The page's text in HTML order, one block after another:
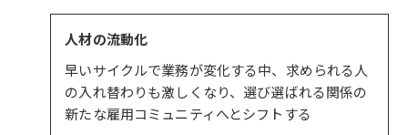
人材の流動化
早いサイクルで業務が変化する中、求められる人
の入れ替わりも激しくなり、選び選ばれる関係の
新たな雇用コミュニティへとシフトする